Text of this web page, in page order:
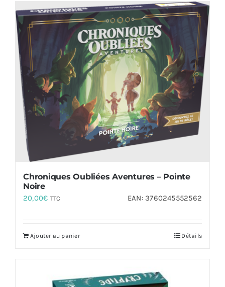
Chroniques Oubliées Aventures – Pointe
Noire
20,00€ TTC EAN:3760245552562
Ajouter au panier Détails